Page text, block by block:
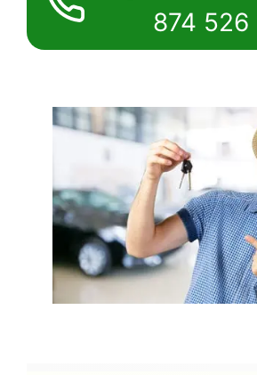
874 526